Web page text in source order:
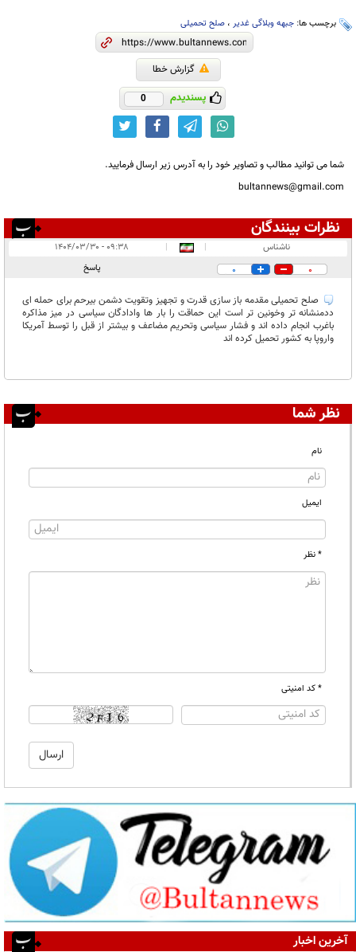
برچسب ها: جبهه وبلاگی غدیر ، صلح تحمیلی
گزارش خطا
پسندیدم 0
شما می توانید مطالب و تصاویر خود را به آدرس زیر ارسال فرمایید.
bultannews@gmail.com
نظرات بینندگان
در انتظار بررسی:
ناشناس |
|
۰۹:۳۸ - ۱۴۰۴/۰۳/۳۰
0
0 پاسخ
صلح تحمیلی مقدمه باز سازی قدرت و تجهیز وتقویت دشمن بیرحم برای حمله ای
ددمنشانه تر وخونین تر است این حماقت را بار ها وادادگان سیاسی در میز مذاکره
باغرب انجام داده اند و فشار سیاسی وتحریم مضاعف و بیشتر از قبل را توسط آمریکا
واروپا به کشور تحمیل کرده اند
نظر شما
نام
ایمیل
* نظر
* کد امنیتی
آخرین اخبار